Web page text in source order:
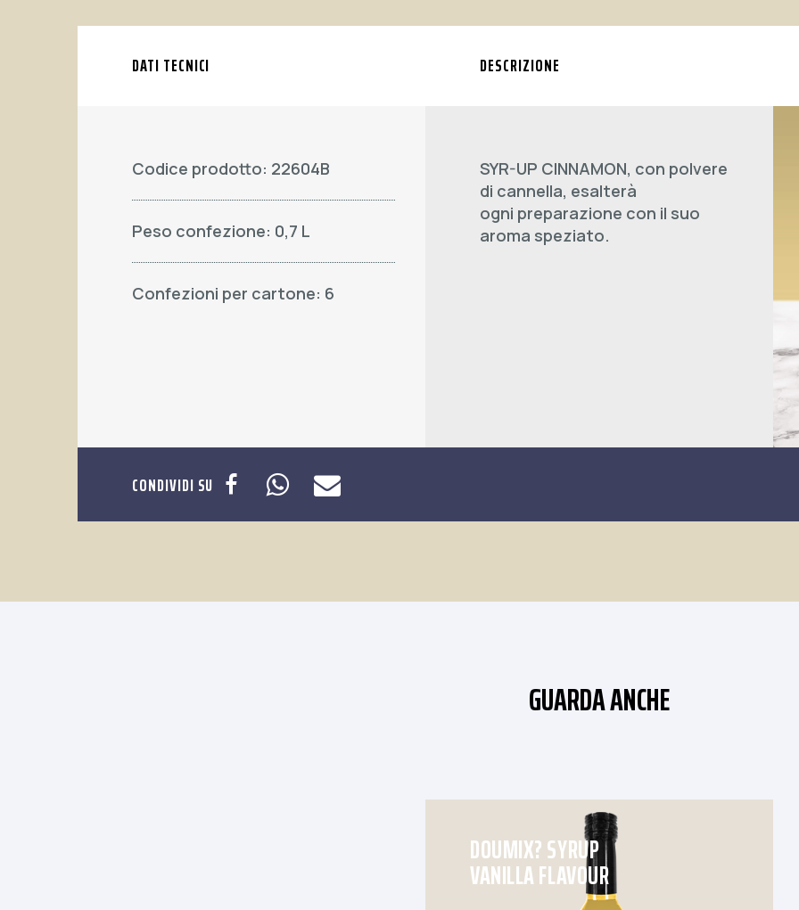
DATI TECNICI
Codice prodotto: 22604B
Peso confezione: 0,7 L
Confezioni per cartone: 6
DESCRIZIONE
SYR-UP CINNAMON, con polvere
di cannella, esalterà
ogni preparazione con il suo
aroma speziato.
CONDIVIDI SU
GUARDA ANCHE
DOUMIX? SYRUP
VANILLA FLAVOUR